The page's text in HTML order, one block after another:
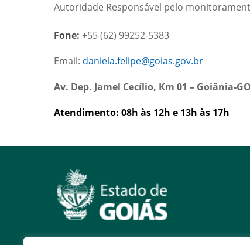
Autoridade Responsável pelo
Fone: +55 (62) 99252-5383
Email: daniela.felipe@goias.gov.br
Av. Dep. Jamel Cecílio, Km 01 – Goiânia-
Atendimento: 08h às 12h e 13h às 17h